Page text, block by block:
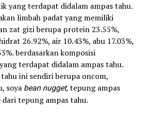
yang terdapat didalam ampas tahu.
limbah padat yang memiliki
zat gizi berupa protein 23.55%,
26.92%, air 10.43%, abu 17.03%,
berdasarkan komposisi
terdapat didalam ampas tahu.
ini sendiri berupa oncom,
soya bean nugget,tepung ampas
dari tepung ampas tahu.